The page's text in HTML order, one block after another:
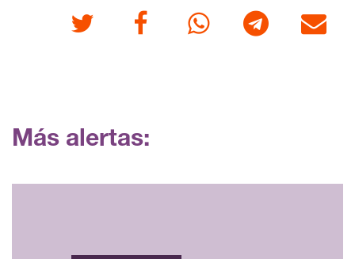
Twitter FacebookWhatsappTelegram Correo
Más alertas: